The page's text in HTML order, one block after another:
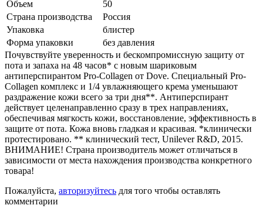
Объем
50
Страна производства
Россия
Упаковка
блистер
Форма упаковки
без давления
Почувствуйте уверенность и бескомпромиссную защиту от
пота и запаха на 48 часов* с новым шариковым
антиперспирантом Pro-Collagen от Dove. Специальный Pro-
Collagen комплекс и 1/4 увлажняющего крема уменьшают
раздражение кожи всего за три дня**. Антиперспирант
действует целенаправленно сразу в трех направлениях,
обеспечивая мягкость кожи, восстановление, эффективность в
защите от пота. Кожа вновь гладкая и красивая. *клинически
протестировано. ** клинический тест, Unilever R&D, 2015.
ВНИМАНИЕ! Страна производитель может отличаться в
зависимости от места нахождения производства конкретного
товара!
Пожалуйста, авторизуйтесь для того чтобы оставлять
комментарии